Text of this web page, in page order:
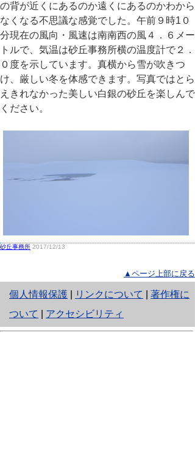
の背が近くにあるのか遠くにあるのかわから
なくなる不思議な感覚でした。午前９時1０
分現在の風向・風速は南南西の風４．６メー
トルで、気温は砂丘事務所横の温度計で２．
０度を示しています。真横から雪が吹きつ
け、厳しい冬を体感できます。写真ではとら
えきれなかった美しい白銀の砂丘を楽しんで
ください。
砂丘事務所 2017/12/13
▲ページ上部に戻る
個人情報保護
と
り
ネ
リンクについて
著作権に
ついて
アクセシビリティ